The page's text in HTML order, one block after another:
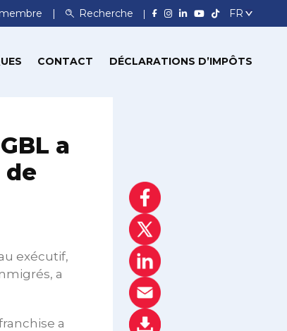
Recherche
CONTACT DÉCLARATIONS D’IMPÔTS
a
de
exécutif,
a
a